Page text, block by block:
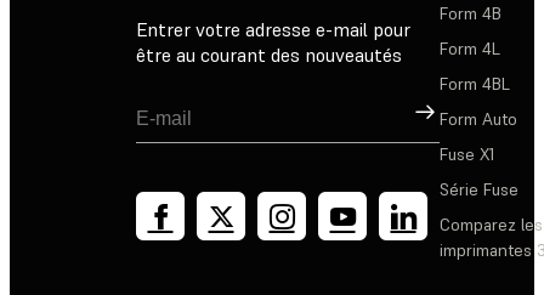
Entrer votre adresse e-mail pour
être au courant des nouveautés
Inscription
Form 4B
Form 4L
Form 4BL
Form Auto
Fuse X1
Série Fuse
Comparez les
imprimantes